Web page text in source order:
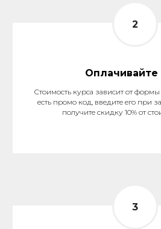
Оплачивайте
Стоимость курса зависит от
есть промо код, введите его при
получите скидку 10% от